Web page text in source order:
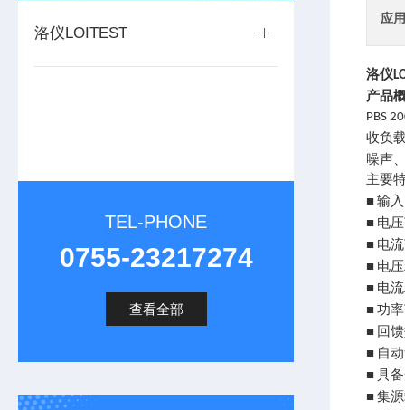
洛仪LOITEST
TEL-PHONE
0755-23217274
查看全部
应
洛仪
产品
PBS
收负
噪声
主要
■ 输
■ 电
■ 电
■ 电
■ 电
■ 功
■ 回
■ 自
■ 具
■ 集